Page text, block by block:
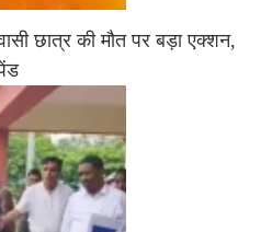
छात्र की मौत पर बड़ा एक्शन,